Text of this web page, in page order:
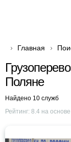
Главная
Поляне
Найдено 10 служб
Рейтинг: 8.4 на основе